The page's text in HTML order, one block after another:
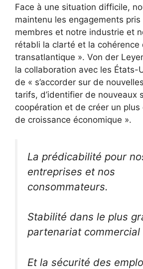
Face à une situation difficile,
maintenu les engagements
membres et notre industrie et
rétabli la clarté et la cohérence
transatlantique ». Von der
la collaboration avec les États-
de « s’accorder sur de
tarifs, d’identifier de nouveaux
coopération et de créer un
de croissance économique ».
La prédicabilité pour
entreprises et nos
consommateurs.
Stabilité dans le plus
partenariat commercial
Et la sécurité des